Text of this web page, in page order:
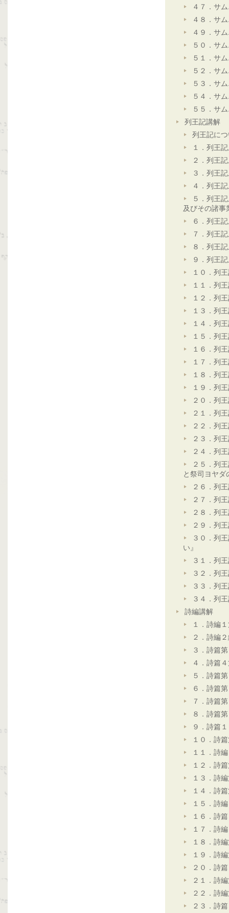
４７．サ
４８．サ
４９．サ
５０．サ
５１．サ
５２．サ
５３．サ
５４．サ
５５．サ
列王記講解
列王記に
１．列王
２．列王
３．列王
４．列王
５．列王
及びその諸事
６．列王
７．列王
８．列王
９．列王
１０．列
１１．列
１２．列
１３．列
１４．列
１５．列
１６．列
１７．列
１８．列
１９．列
２０．列
２１．列
２２．列
２３．列
２４．列
２５．列
と祭司ヨヤダ
２６．列
２７．列
２８．列
２９．列
３０．列
い』
３１．列
３２．列
３３．列
３４．列
詩編講解
１．詩編
２．詩編
３．詩篇
４．詩篇
５．詩篇
６．詩篇
７．詩篇
８．詩篇
９．詩篇
１０．詩
１１．詩
１２．詩
１３．詩
１４．詩
１５．詩
１６．詩
１７．詩
１８．詩
１９．詩
２０．詩
２１．詩
２２．詩
２３．詩